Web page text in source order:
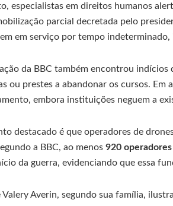
especialistas em direitos humanos
parcial decretada pelo
em serviço por tempo
da BBC também encontrou
ou prestes a abandonar os cursos.
embora instituições neguem a
destacado é que operadores de
a BBC, ao menos 920
da guerra, evidenciando que essa
Valery Averin, segundo sua família,